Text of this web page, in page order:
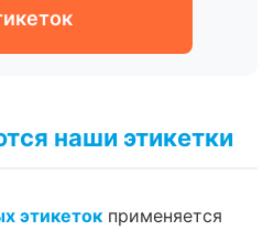
наши этикетки
этикеток применяется